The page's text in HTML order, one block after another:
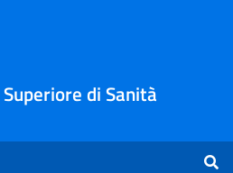
di Sanità